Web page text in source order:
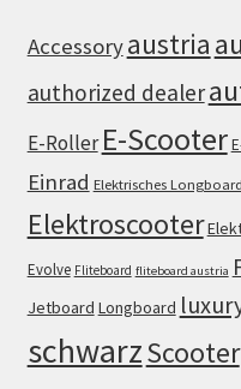
Accessoryaustria
authorized dealer
E-Roller E-Scooter
Einrad Elektrisches Longboard
Elektroscooter
Evolve Fliteboard fliteboard austria
Jetboard Longboard
schwarzScooter